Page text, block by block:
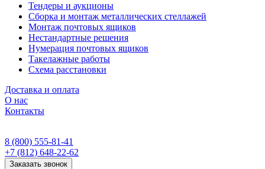
Тендеры и аукционы
Сборка и монтаж металлических стеллажей
Монтаж почтовых ящиков
Нестандартные решения
Нумерация почтовых ящиков
Такелажные работы
Схема расстановки
Доставка и оплата
О нас
Контакты
8 (800) 555-81-41
+7 (812) 648-22-62
Заказать звонок